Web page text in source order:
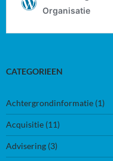
CATEGORIEEN
Achtergrondinformatie (1)
Acquisitie (11)
Advisering (3)